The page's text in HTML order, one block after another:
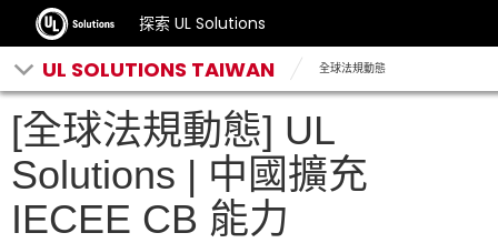
探索 UL Solutions
UL SOLUTIONS TAIWAN 全球法規動態
[全球法規動態] UL
Solutions | 中國擴充
IECEE CB 能力